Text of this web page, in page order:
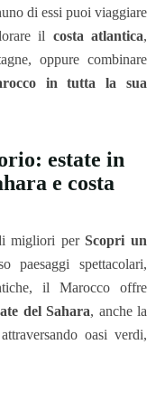
di essi puoi viaggiare
il costa atlantica,
oppure combinare
in tutta la sua
estate in
e costa
migliori perScopri un
paesaggi spettacolari,
il Marocco offre
del Sahara, anche la
oasi verdi,